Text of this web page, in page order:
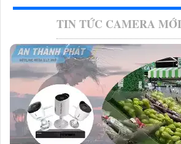
TIN TỨC CAMERA